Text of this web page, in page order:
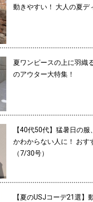
動きやすい！ 大人の夏デ
夏ワンピースの上に羽織
のアウター大特集！
【40代50代】猛暑日の
かわからない人に！ おす
（7/30号）
【夏のUSJコーデ21選】